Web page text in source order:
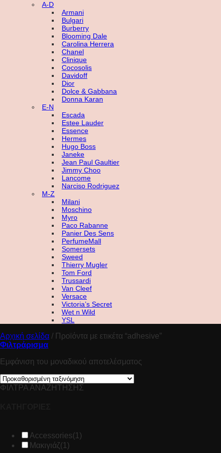
A-D
Armani
Bulgari
Burberry
Blooming Dale
Carolina Herrera
Chanel
Clinique
Cocosolis
Davidoff
Dior
Dolce & Gabbana
Donna Karan
E-N
Escada
Estee Lauder
Essence
Hermes
Hugo Boss
Janeke
Jean Paul Gaultier
Jimmy Choo
Lancome
Narciso Rodriguez
M-Z
Milani
Moschino
Myro
Paco Rabanne
Panier Des Sens
PerfumeMall
Somersets
Sweed
Thierry Mugler
Tom Ford
Trussardi
Van Cleef
Versace
Victoria’s Secret
Wet n Wild
YSL
Αρχική σελίδα / Προϊόντα με ετικέτα “adhesive”
Φιλτράρισμα
Εμφάνιση του μοναδικού αποτελέσματος
ΦΙΛΤΡΑ ΑΝΑΖΗΤΗΣΗΣ
Accessories(1)
Μακιγιάζ(1)